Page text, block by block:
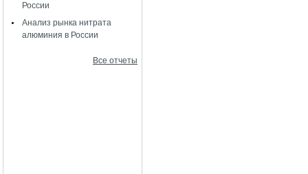
России
Анализ рынка нитрата
алюминия в России
Все отчеты